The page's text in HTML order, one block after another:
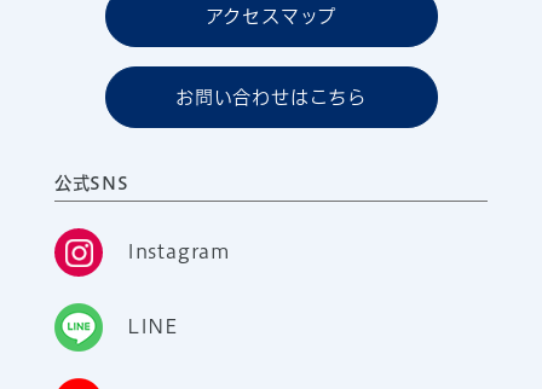
アクセスマップ
お問い合わせはこちら
公式SNS
Instagram
LINE